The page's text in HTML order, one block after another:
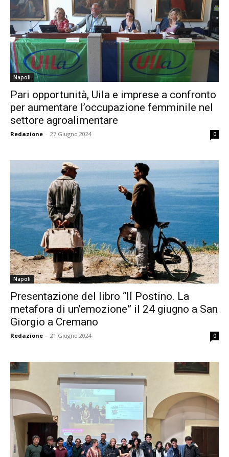
Napoli
Pari opportunità, Uila e imprese a confronto
per aumentare l’occupazione femminile nel
settore agroalimentare
Redazione - 27 Giugno 2024 0
Napoli
Presentazione del libro “Il Postino. La
metafora di un’emozione” il 24 giugno a San
Giorgio a Cremano
Redazione - 21 Giugno 2024 0